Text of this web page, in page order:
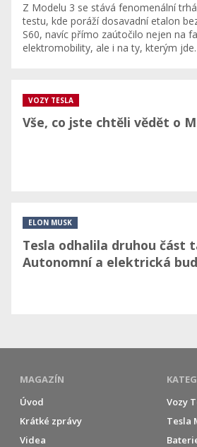
Z Modelu 3 se stává fenomenální
testu, kde poráží dosavadní etalon
S60, navíc přímo zaútočilo nejen na
elektromobility, ale i na ty, kterým
Vše, co jste chtěli vědět o
VOZY TESLA
Tesla odhalila druhou část
Autonomní a elektrická
ELON MUSK
MAGAZÍN
Úvod
Krátké zprávy
Videa
Vozy
Tesla